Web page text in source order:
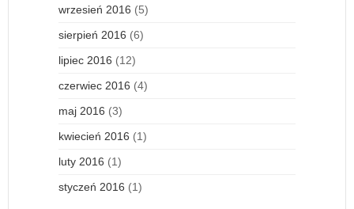
wrzesień 2016 (5)
sierpień 2016 (6)
lipiec 2016 (12)
czerwiec 2016 (4)
maj 2016 (3)
kwiecień 2016 (1)
luty 2016 (1)
styczeń 2016 (1)